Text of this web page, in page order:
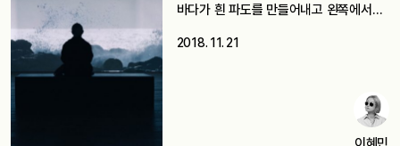
바다가 흰 파도를 만들어내고 왼쪽에서
2018. 11. 21